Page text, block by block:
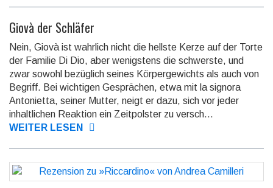
Giovà der Schläfer
Nein, Giovà ist wahrlich nicht die hellste Kerze auf der Torte
der Familie Di Dio, aber wenigs­tens die schwerste, und
zwar sowohl bezüglich seines Körper­gewichts als auch von
Begriff. Bei wichtigen Gesprä­chen, etwa mit la signora
Anto­nietta, seiner Mutter, neigt er dazu, sich vor jeder
inhalt­lichen Reaktion ein Zeit­polster zu versch...
WEITER LESEN